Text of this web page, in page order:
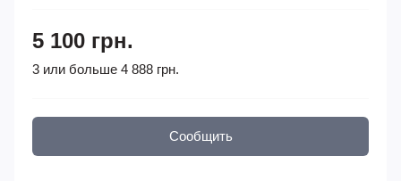
5 100 грн.
3 или больше 4 888 грн.
Сообщить